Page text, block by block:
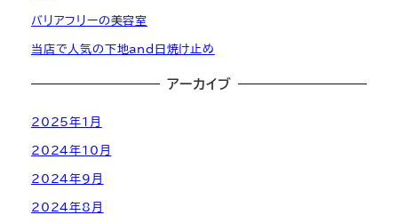
バリアフリーの美容室
当店で人気の下地and日焼け止め
アーカイブ
2025年1月
2024年10月
2024年9月
2024年8月